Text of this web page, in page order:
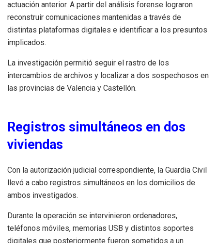
actuación anterior. A partir del análisis forense lograron
reconstruir comunicaciones mantenidas a través de
distintas plataformas digitales e identificar a los presuntos
implicados.
La investigación permitió seguir el rastro de los
intercambios de archivos y localizar a dos sospechosos en
las provincias de Valencia y Castellón.
Registros simultáneos en dos
viviendas
Con la autorización judicial correspondiente, la Guardia Civil
llevó a cabo registros simultáneos en los domicilios de
ambos investigados.
Durante la operación se intervinieron ordenadores,
teléfonos móviles, memorias USB y distintos soportes
digitales que posteriormente fueron sometidos a un